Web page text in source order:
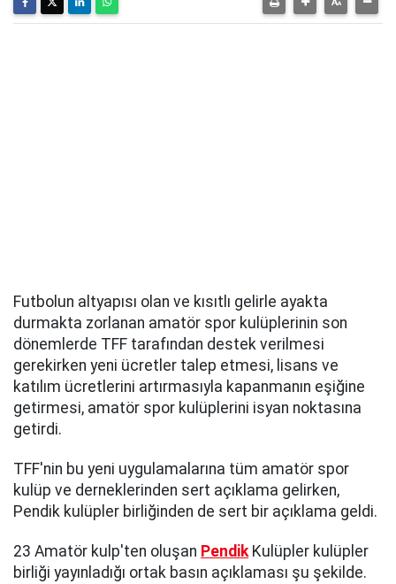
Futbolun altyapısı olan ve kısıtlı gelirle ayakta
durmakta zorlanan amatör spor kulüplerinin son
dönemlerde TFF tarafından destek verilmesi
gerekirken yeni ücretler talep etmesi, lisans ve
katılım ücretlerini artırmasıyla kapanmanın eşiğine
getirmesi, amatör spor kulüplerini isyan noktasına
getirdi.
TFF'nin bu yeni uygulamalarına tüm amatör spor
kulüp ve derneklerinden sert açıklama gelirken,
Pendik kulüpler birliğinden de sert bir açıklama geldi.
23 Amatör kulp'ten oluşan Pendik Kulüpler kulüpler
birliği yayınladığı ortak basın açıklaması şu şekilde.